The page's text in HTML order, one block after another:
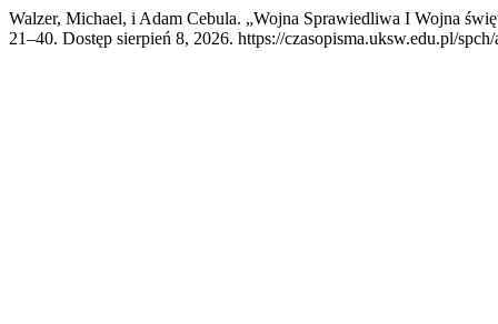
Walzer, Michael, i Adam Cebula. „Wojna Sprawiedliwa I Wojna
21–40. Dostęp sierpień 8, 2026. https://czasopisma.uksw.edu.pl/